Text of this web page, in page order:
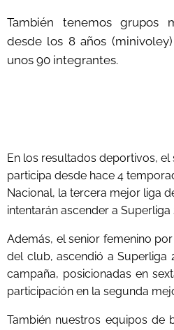
También tenemos grupos
desde los 8 años
unos 90 integrantes.
En los resultados deportivos, el
participa desde hace 4
Nacional, la tercera mejor liga
intentarán ascender a Superliga
Además, el senior femenino
del club, ascendió a Superliga
campaña, posicionadas en
participación en la segunda
También nuestros equipos de